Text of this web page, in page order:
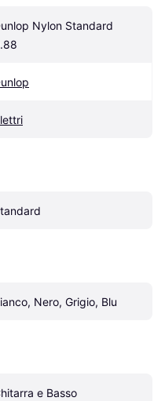
Nylon Standard
Nero, Grigio, Blu
e Basso